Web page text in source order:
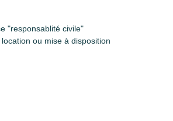
"responsablité civile"
ou mise à disposition